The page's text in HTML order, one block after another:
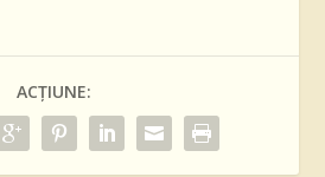
ACȚIUNE: